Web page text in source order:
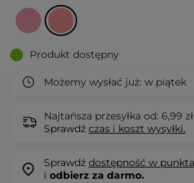
Produkt dostępny
Możemy wysłać już: w piątek
Najtańsza przesyłka od: 6,99 zł.
Sprawdź czas i koszt wysyłki.
Sprawdź dostępność w
i odbierz za darmo.